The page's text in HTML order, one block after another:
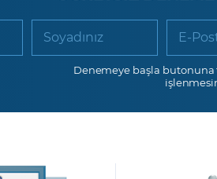
Soyadınız E-
Denemeye başla butonuna